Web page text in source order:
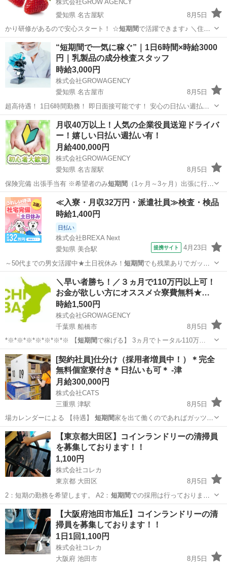
株式会社GROW AGENCY
愛知県 名古屋駅
8月5日
かり研修があるので安心スタート！ ☆短期間 で活躍できます♪ ＼住み
込みスタ…
愛知 名古屋市 名古屋駅 仕分け スタッフ
“短期間で一気に稼ぐ”｜1日6時間×時給3000
円｜乳製品の成分検査スタッフ
時給3,000円
株式会社GROWAGENCY
愛知県 名古屋市
8月5日
超高待遇！ 1日6時間勤務！ 即日面接可能です！ 安心の日払い週払い
有♪ お仕事内容は3日あればマスターできちゃう簡単な内容！ 【仕事内
容】 乳製品を少量、専用の機械にセットしてボタンを押す 検査結果
を...
愛知 名古屋市 その他 時給
月収40万以上！人気の企業役員送迎ドライバ
ー！嬉しい日払い週払い有！
月給400,000円
株式会社GROWAGENCY
愛知県 名古屋駅
8月5日
保険完備 出張手当有 ※希望者のみ短期間
（1ヶ月～3ヶ月）出張に行っ
ていただく…
愛知 名古屋市 名古屋駅 運転代行 短期間
≪入寮・月収32万円・派遣社員≫検査・検品
時給1,400円
日払い
株式会社BREXA Next
愛知県 美合駅
提携サイト 4月23日
～50代までの男女活躍中★土日祝休み！ 短期間でも残業ありでガッツ
リ稼げます！日払い…
愛知 美合駅
＼早い者勝ち！／３ヵ月で110万円以上可！
お金が欲しい方にオススメ☆寮費無料★…
時給1,500円
株式会社GROWAGENCY
千葉県 船橋市
8月5日
*※*※*※*※*※*※*※ 【短期間 で稼げる】 3ヵ月でトータル110万…
千葉 船橋市 工場 無料
[契約社員]仕分け（採用者増員中！）＊完全
無料個室寮付き＊日払いも可＊ -津
月給300,000円
株式会社CATS
三重県 津駅
8月5日
場カレンダーによる 【待遇】 短期間家を出て働くのであればガッツリ
稼いで帰…
三重 津市 津駅 倉庫 個室
【東京都大田区】コインランドリーの清掃員
を募集しております！！
1,100円
株式会社コレカ
東京都 大田区
8月5日
2：短期の勤務を希望します。 A2： 短期間 での採用は行っておりませ
ん。 Q…
東京 大田区 軽作業 コインランドリー
【大阪府池田市旭丘】コインランドリーの清
掃員を募集しております！！
1日1回1,100円
株式会社コレカ
大阪府 池田市
8月5日